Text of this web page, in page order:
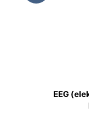
EEG